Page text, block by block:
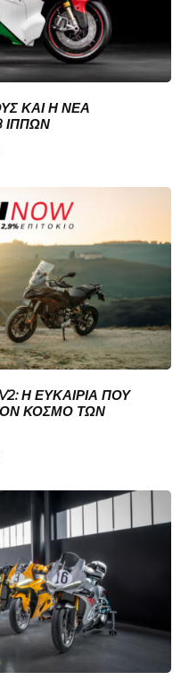
ΚΑΙ Η ΝΈΑ
ΊΠΠΩΝ
Η ΕΥΚΑΙΡΊΑ ΠΟΥ
ΚΌΣΜΟ ΤΩΝ